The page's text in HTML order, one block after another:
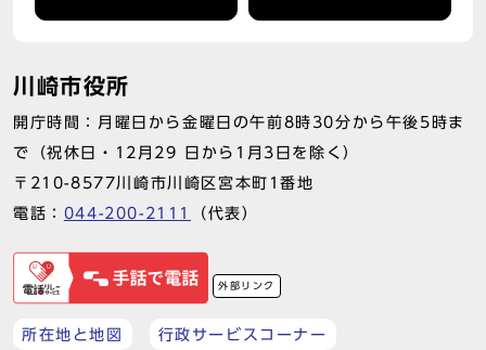
川崎市役所
開庁時間：月曜日から金曜日の午前8時30分から午後5時ま
で（祝休日・12月29 日から1月3日を除く）
〒210-8577川崎市川崎区宮本町1番地
電話： 044-200-2111 （代表）
外部リンク
所在地と地図 行政サービスコーナー